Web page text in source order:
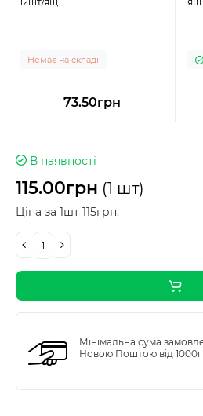
Немає на складі
73.50грн
В наявності
115.00грн (1 шт)
Ціна за 1шт 115грн.
Мінімальна сума
Новою Поштою від